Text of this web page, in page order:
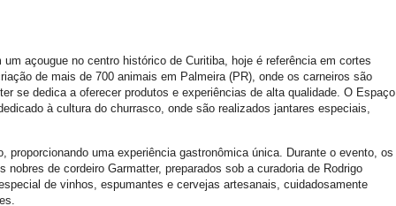
açougue no centro histórico de Curitiba, hoje é referência em cortes
de mais de 700 animais em Palmeira (PR), onde os carneiros são
se dedica a oferecer produtos e experiências de alta qualidade. O Espaço
à cultura do churrasco, onde são realizados jantares especiais,
uma experiência gastronômica única. Durante o evento, os
de cordeiro Garmatter, preparados sob a curadoria de Rodrigo
de vinhos, espumantes e cervejas artesanais, cuidadosamente